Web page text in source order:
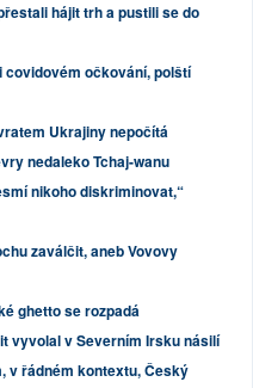
hájit trh a pustili se do
covidovém očkování, polští
Ukrajiny nepočítá
nedaleko Tchaj-wanu
nikoho diskriminovat,“
zaválčit, aneb Vovovy
ghetto se rozpadá
vyvolal v Severním Irsku násilí
v řádném kontextu, Český